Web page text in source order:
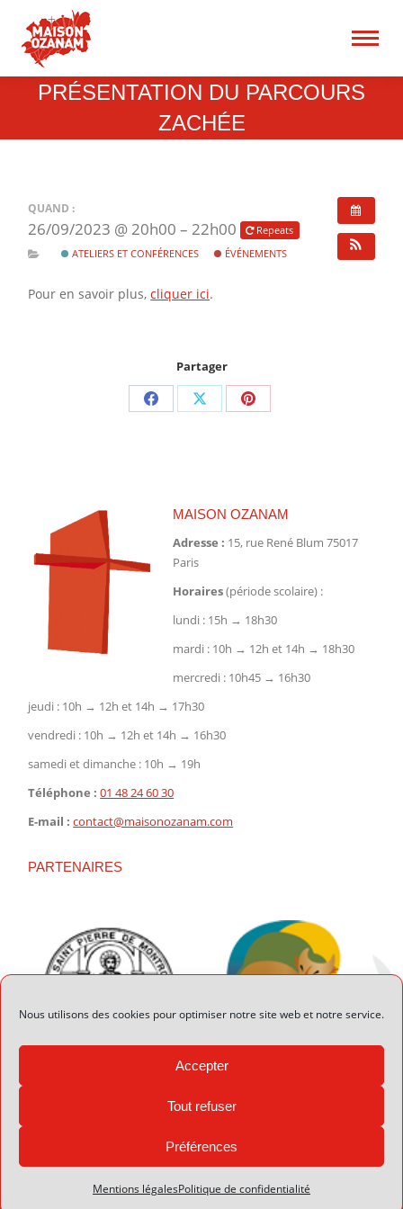
Nous utilisons des cookies pour optimiser notre site web et notre service.
Accepter
Tout refuser
Préférences
Mentions légalesPolitique de confidentialité
:
PRÉSENTATION DU PARCOURS
ZACHÉE
QUAND :
26/09/2023 @ 20h00 – 22h00
Repeats
ATELIERS ET CONFÉRENCES
ÉVÉNEMENTS
Pour en savoir plus,cliquer ici.
Partager
PartagerPartagerPartager
MAISON OZANAM
Adresse : 15, rue René Blum 75017
Paris
Horaires(période scolaire) :
lundi : 15h → 18h30
mardi : 10h → 12h et 14h → 18h30
mercredi : 10h45 → 16h30
jeudi : 10h → 12h et 14h → 17h30
vendredi : 10h → 12h et 14h → 16h30
samedi et dimanche : 10h → 19h
Téléphone : 01 48 24 60 30
E-mail : contact@maisonozanam.com
PARTENAIRES
Informations légales